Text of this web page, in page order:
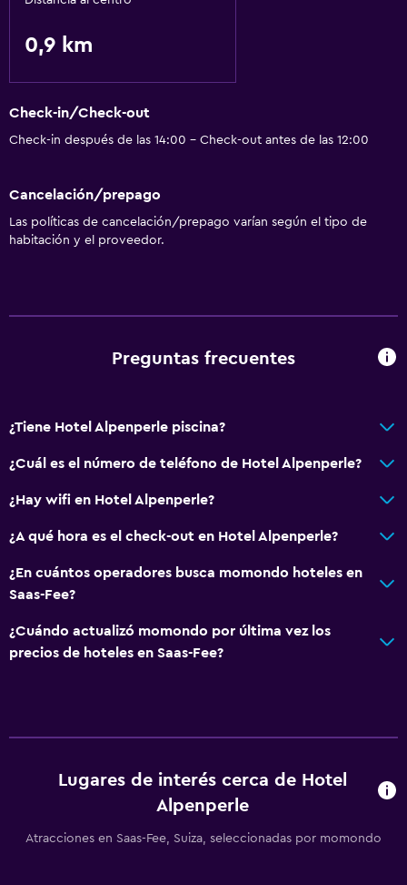
Baño
Secador de pelo
Actividades
General
Espacio de almacenamiento
0,9 km
Check-in/Check-out
Check-in después de las 14:00 - Check-out antes de las 12:00
Cancelación/prepago
Las políticas de cancelación/prepago varían según el tipo de
habitación y el proveedor.
Preguntas frecuentes
¿Tiene Hotel Alpenperle piscina?
¿Cuál es el número de teléfono de Hotel Alpenperle?
¿Hay wifi en Hotel Alpenperle?
¿A qué hora es el check-out en Hotel Alpenperle?
¿En cuántos operadores busca momondo hoteles en
Saas-Fee?
¿Cuándo actualizó momondo por última vez los
precios de hoteles en Saas-Fee?
Lugares de interés cerca de Hotel
Alpenperle
Atracciones en Saas-Fee, Suiza, seleccionadas por momondo